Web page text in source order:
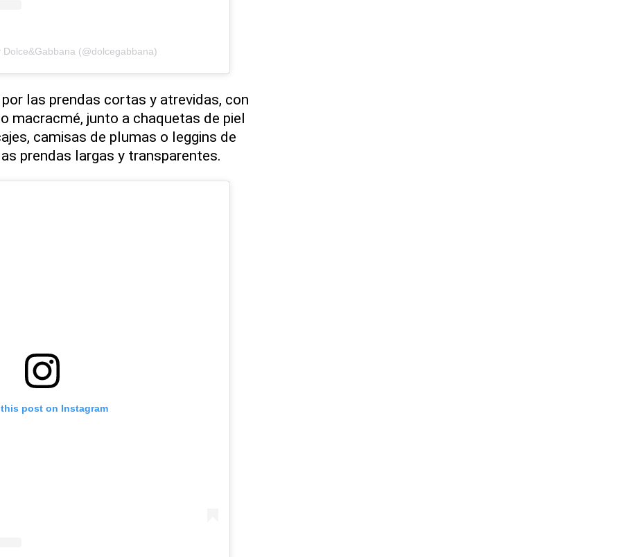
Dolce&Gabbana (@dolcegabbana)
las prendas cortas y atrevidas, con
macracmé, junto a chaquetas de piel
camisas de plumas o leggins de
prendas largas y transparentes.
post on Instagram